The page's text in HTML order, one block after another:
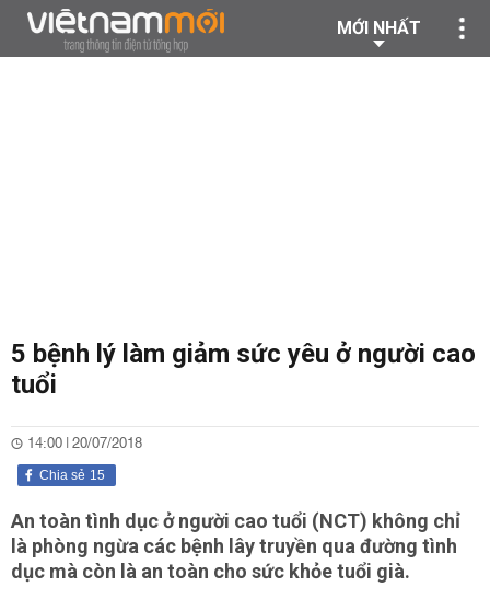
MỚI NHẤT
5 bệnh lý làm giảm sức yêu ở người cao
tuổi
14:00 | 20/07/2018
15
Chia sẻ
An toàn tình dục ở người cao tuổi (NCT) không chỉ
là phòng ngừa các bệnh lây truyền qua đường tình
dục mà còn là an toàn cho sức khỏe tuổi già.